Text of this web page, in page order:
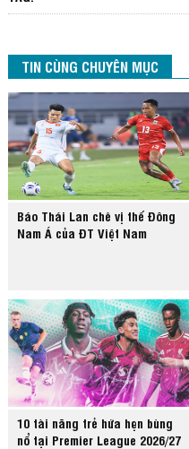
TIN CÙNG CHUYÊN MỤC
Báo Thái Lan chê vị thế Đông
Nam Á của ĐT Việt Nam
10 tài năng trẻ hứa hẹn bùng
nổ tại Premier League 2026/27